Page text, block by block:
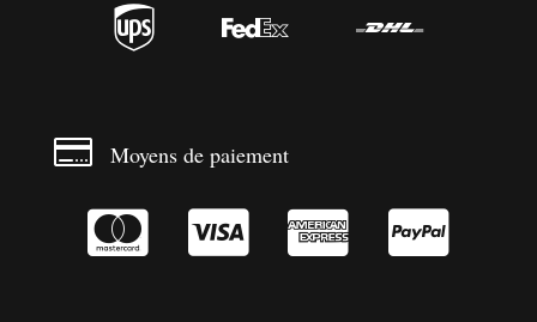
  
 Moyens de paiement
   